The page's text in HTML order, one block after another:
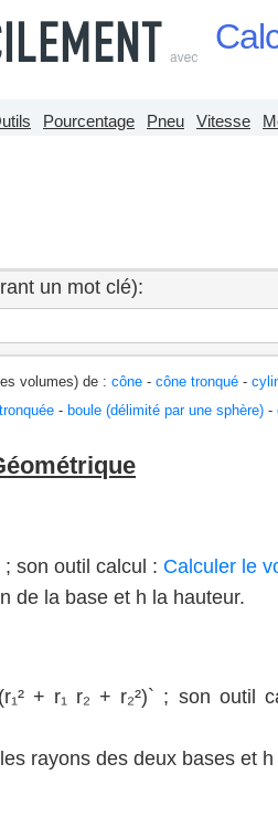
Pourcentage Pneu Vitesse
un mot clé):
volumes) de :cône -cône tronqué -
- boule (délimité par une sphère)-
; son outil calcul : Calculer le
de la base et h la hauteur.
+ r₁ r₂ + r₂²)` ; son outil
rayons des deux bases et